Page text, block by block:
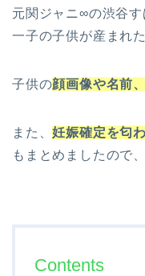
元関ジャニ∞の渋谷
一子の子供が産まれ
子供の顔画像や名前
また、妊娠確定を匂
もまとめましたので
Contents